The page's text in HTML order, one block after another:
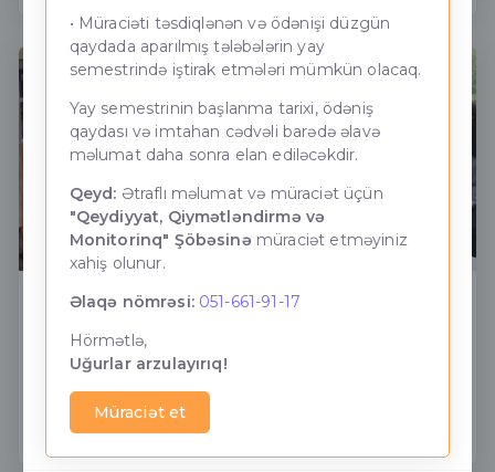
26 iyun - Silahlı Qüvvələri günü
25.06.2026-cı il tarixdə ADNSU-nun nəzdində Bakı
Neft-Energetika Kollecində “26 iyun A...
• Müraciəti təsdiqlənən və ödənişi düzgün
qaydada aparılmış tələbələrin yay
semestrində iştirak etmələri mümkün olacaq.
Yay semestrinin başlanma tarixi, ödəniş
qaydası və imtahan cədvəli barədə əlavə
məlumat daha sonra elan ediləcəkdir.
Qeyd: Ətraflı məlumat və müraciət üçün
"Qeydiyyat, Qiymətləndirmə və
Monitorinq" Şöbəsinə müraciət etməyiniz
xahiş olunur.
Əlaqə nömrəsi: 051-661-91-17
Hörmətlə,
Uğurlar arzulayırıq!
Müraciət et